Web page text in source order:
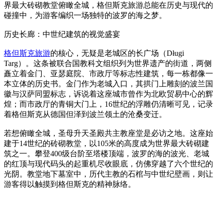
界最大砖砌教堂俯瞰全城，格但斯克旅游总能在历史与现代的
碰撞中，为游客编织一场独特的波罗的海之梦。
历史长廊：中世纪建筑的视觉盛宴
格但斯克旅游的核心，无疑是老城区的长广场（Długi
Targ）。这条被联合国教科文组织列为世界遗产的街道，两侧
矗立着金门、亚瑟庭院、市政厅等标志性建筑，每一栋都像一
本立体的历史书。金门作为老城入口，其拱门上雕刻的波兰国
徽与汉萨同盟标志，诉说着这座城市曾作为北欧贸易中心的辉
煌；而市政厅的青铜大门上，16世纪的浮雕仍清晰可见，记录
着格但斯克从德国但泽到波兰领土的沧桑变迁。
若想俯瞰全城，圣母升天圣殿共主教座堂是必访之地。这座始
建于14世纪的砖砌教堂，以105米的高度成为世界最大砖砌建
筑之一。攀登400级台阶至塔楼顶端，波罗的海的波光、老城
的红顶与现代码头的起重机尽收眼底，仿佛穿越了六个世纪的
光阴。教堂地下墓室中，历代主教的石棺与中世纪壁画，则让
游客得以触摸到格但斯克的精神脉络。